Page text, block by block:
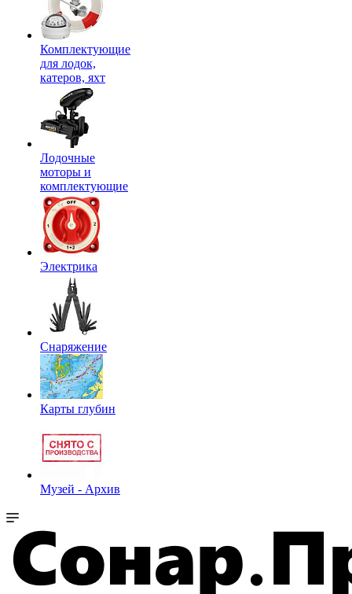
Комплектующие
для лодок,
катеров, яхт
Лодочные
моторы и
комплектующие
Электрика
Снаряжение
Карты глубин
Музей - Архив